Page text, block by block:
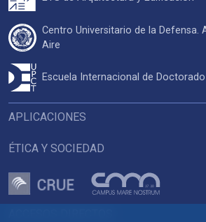
APLICACIONES
ÉTICA Y SOCIEDAD
Centro Universitario de la Defensa.
Aire
Escuela Internacional de Doctorado